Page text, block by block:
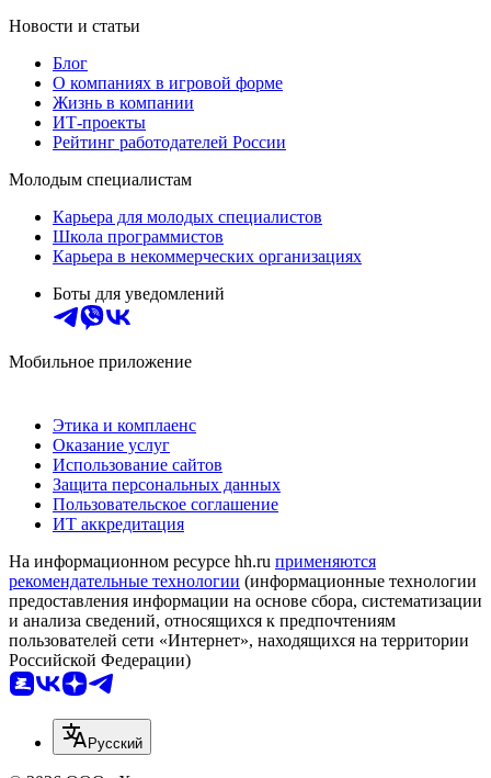
Новости и статьи
Блог
О компаниях в игровой форме
Жизнь в компании
ИТ-проекты
Рейтинг работодателей России
Молодым специалистам
Карьера для молодых специалистов
Школа программистов
Карьера в некоммерческих организациях
Боты для уведомлений
Мобильное приложение
Этика и комплаенс
Оказание услуг
Использование сайтов
Защита персональных данных
Пользовательское соглашение
ИТ аккредитация
На информационном ресурсе hh.ru применяются
рекомендательные технологии (информационные технологии
предоставления информации на основе сбора, систематизации
и анализа сведений, относящихся к предпочтениям
пользователей сети «Интернет», находящихся на территории
Российской Федерации)
Русский